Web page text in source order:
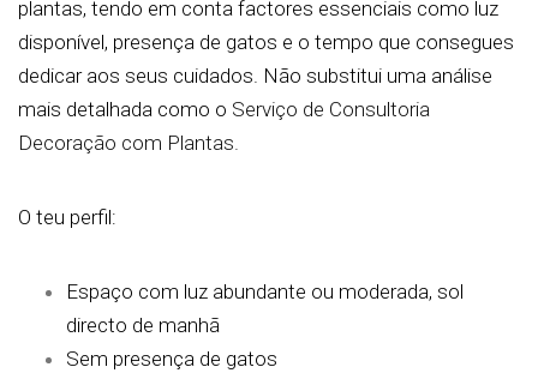
plantas, tendo em conta factores essenciais como luz
disponível, presença de gatos e o tempo que consegues
dedicar aos seus cuidados. Não substitui uma análise
mais detalhada como o Serviço de Consultoria
Decoração com Plantas.
O teu perfil:
Espaço com luz abundante ou moderada, sol
directo de manhã
Sem presença de gatos